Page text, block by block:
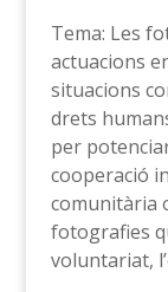
Tema: Les
actuacions
situacions
drets
per
cooperació
comunitària
fotografies
voluntariat,